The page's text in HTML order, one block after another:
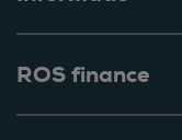
ROS finance